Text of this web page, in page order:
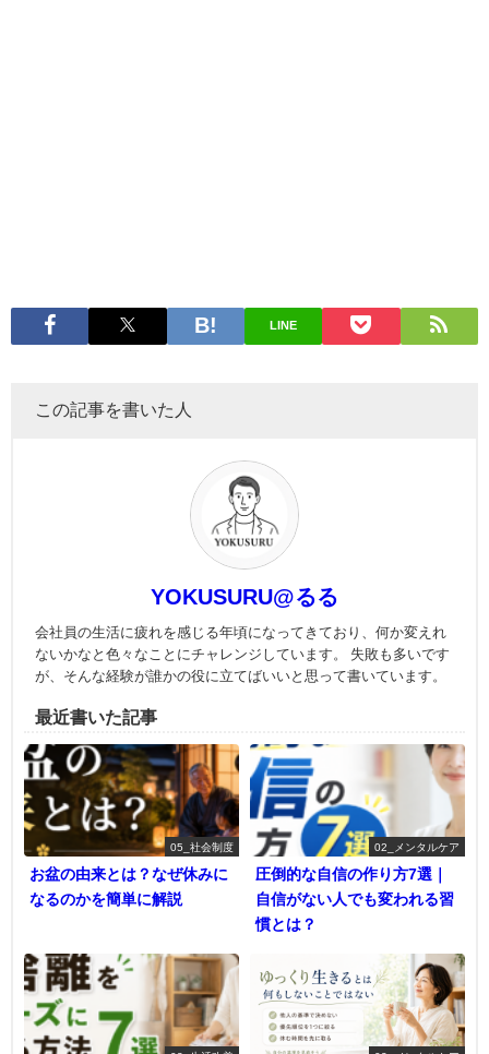
LINE
この記事を書いた人
YOKUSURU@るる
会社員の生活に疲れを感じる年頃になってきており、何か変えれ
ないかなと色々なことにチャレンジしています。 失敗も多いです
が、そんな経験が誰かの役に立てばいいと思って書いています。
最近書いた記事
05_社会制度
お盆の由来とは？なぜ休みに
なるのかを簡単に解説
02_メンタルケア
圧倒的な自信の作り方7選｜
自信がない人でも変われる習
慣とは？